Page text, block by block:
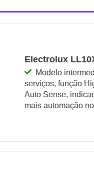
Electrolux
Modelo
serviços, função
Auto Sense,
mais automação